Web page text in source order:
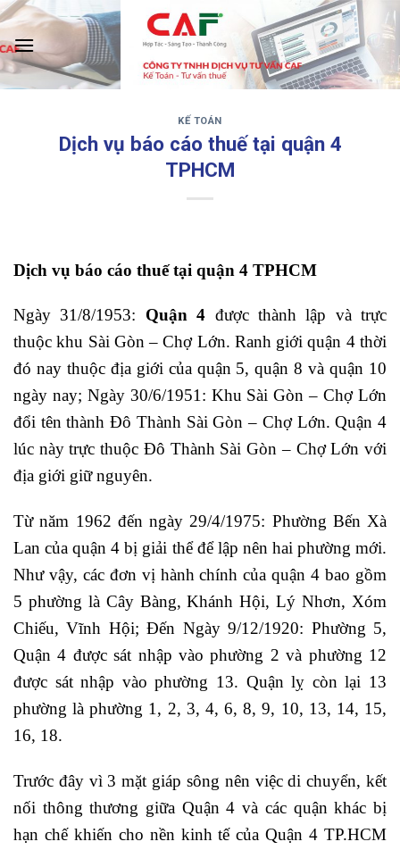
Skip
to
content
‹ ›
KẾ TOÁN
Dịch vụ báo cáo thuế tại quận 4
TPHCM
Dịch vụ báo cáo thuế tại quận 4 TPHCM
Ngày 31/8/1953: Quận 4 được thành lập và trực
thuộc khu Sài Gòn – Chợ Lớn. Ranh giới quận 4 thời
đó nay thuộc địa giới của quận 5, quận 8 và quận 10
ngày nay; Ngày 30/6/1951: Khu Sài Gòn – Chợ Lớn
đổi tên thành Đô Thành Sài Gòn – Chợ Lớn. Quận 4
lúc này trực thuộc Đô Thành Sài Gòn – Chợ Lớn với
địa giới giữ nguyên.
Từ năm 1962 đến ngày 29/4/1975: Phường Bến Xà
Lan của quận 4 bị giải thể để lập nên hai phường mới.
Như vậy, các đơn vị hành chính của quận 4 bao gồm
5 phường là Cây Bàng, Khánh Hội, Lý Nhơn, Xóm
Chiếu, Vĩnh Hội; Đến Ngày 9/12/1920: Phường 5,
Quận 4 được sát nhập vào phường 2 và phường 12
được sát nhập vào phường 13. Quận lỵ còn lại 13
phường là phường 1, 2, 3, 4, 6, 8, 9, 10, 13, 14, 15,
16, 18.
Trước đây vì 3 mặt giáp sông nên việc di chuyển, kết
nối thông thương giữa Quận 4 và các quận khác bị
hạn chế khiến cho nền kinh tế của Quận 4 TP.HCM